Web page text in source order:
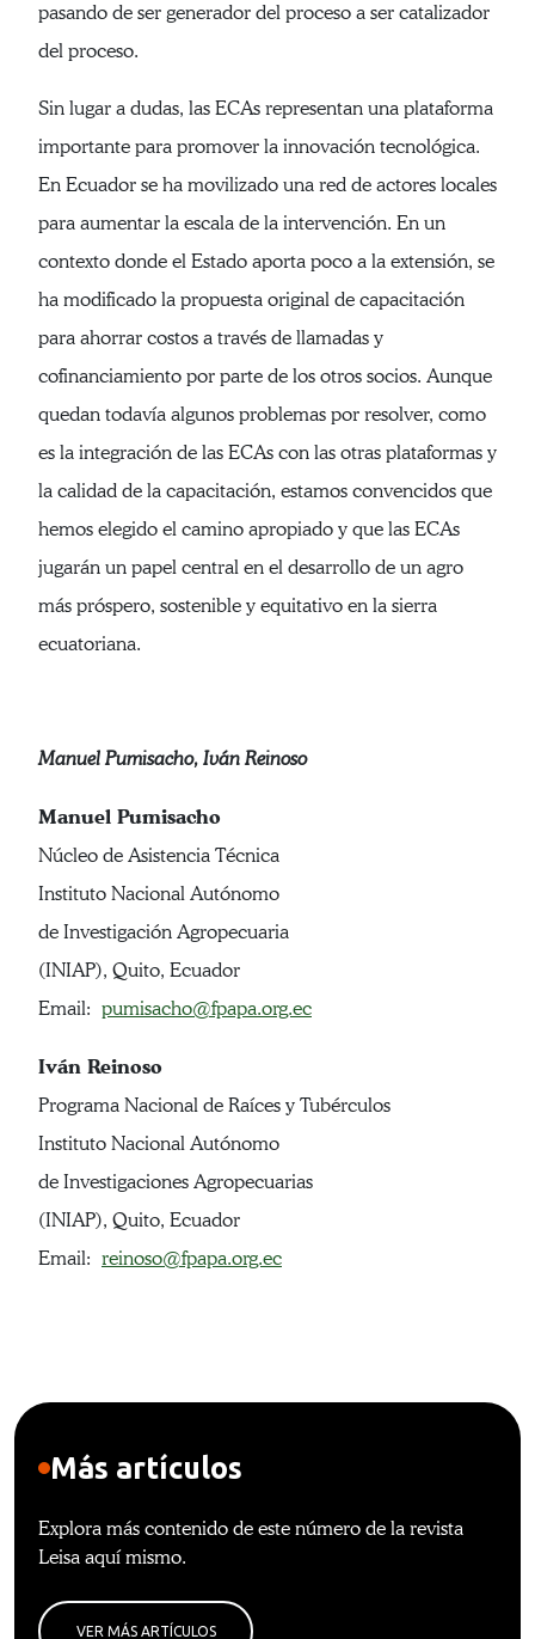
pasando de ser generador del proceso a ser catalizador
del proceso.
Sin lugar a dudas, las ECAs representan una plataforma
importante para promover la innovación tecnológica.
En Ecuador se ha movilizado una red de actores locales
para aumentar la escala de la intervención. En un
contexto donde el Estado aporta poco a la extensión, se
ha modificado la propuesta original de capacitación
para ahorrar costos a través de llamadas y
cofinanciamiento por parte de los otros socios. Aunque
quedan todavía algunos problemas por resolver, como
es la integración de las ECAs con las otras plataformas y
la calidad de la capacitación, estamos convencidos que
hemos elegido el camino apropiado y que las ECAs
jugarán un papel central en el desarrollo de un agro
más próspero, sostenible y equitativo en la sierra
ecuatoriana.
Manuel Pumisacho, Iván Reinoso
Manuel Pumisacho
Núcleo de Asistencia Técnica
Instituto Nacional Autónomo
de Investigación Agropecuaria
(INIAP), Quito, Ecuador
Email: pumisacho@fpapa.org.ec
Iván Reinoso
Programa Nacional de Raíces y Tubérculos
Instituto Nacional Autónomo
de Investigaciones Agropecuarias
(INIAP), Quito, Ecuador
Email: reinoso@fpapa.org.ec
Más artículos
Explora más contenido de este número de la revista
Leisa aquí mismo.
VER MÁS ARTÍCULOS